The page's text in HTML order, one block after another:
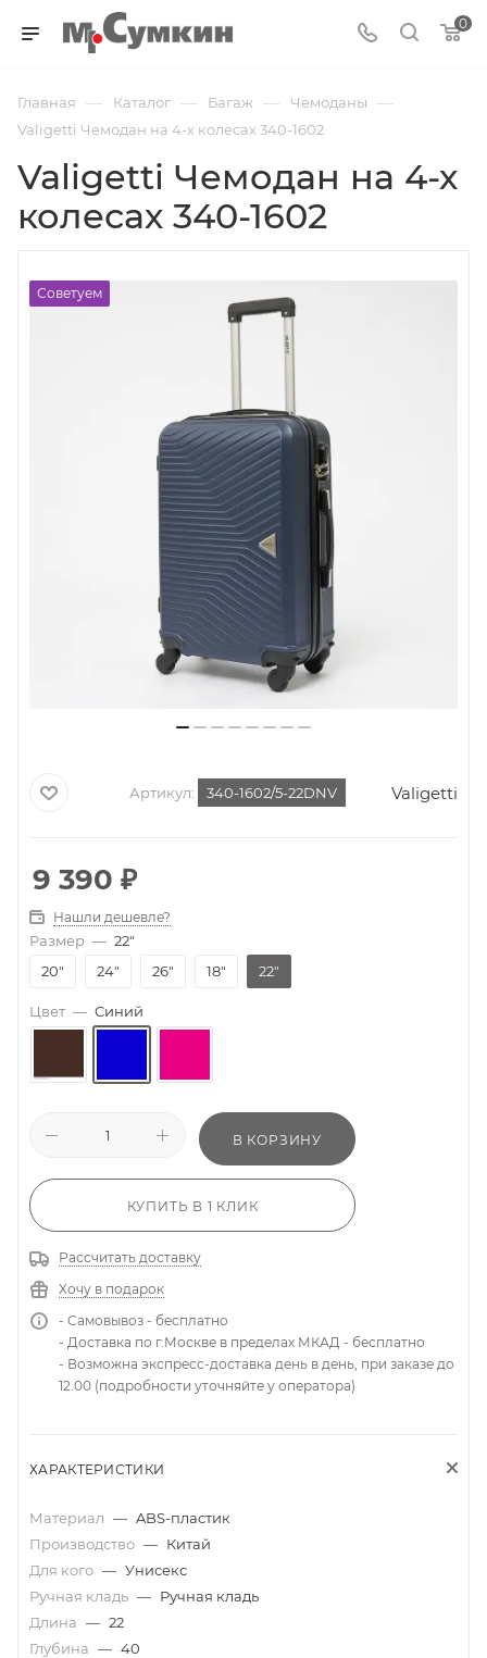
0
Главная — Каталог — Багаж — Чемоданы —
Valigetti Чемодан на 4-х колесах 340-1602
Valigetti Чемодан на 4-х
колесах 340-1602
Советуем
Артикул: 340-1602/5-22DNV Valigetti
9 390 ₽
Нашли дешевле?
Размер — 22"
20"
24" 26" 18" 22"
Цвет — Синий
В КОРЗИНУ
КУПИТЬ В 1 КЛИК
Рассчитать доставку
Хочу в подарок
- Самовывоз - бесплатно
- Доставка по г.Москве в пределах МКАД - бесплатно
- Возможна экспресс-доставка день в день, при заказе до
12.00 (подробности уточняйте у оператора)
ХАРАКТЕРИСТИКИ
Материал — ABS-пластик
Производство — Китай
Для кого — Унисекс
Ручная кладь — Ручная кладь
Длина — 22
Глубина — 40